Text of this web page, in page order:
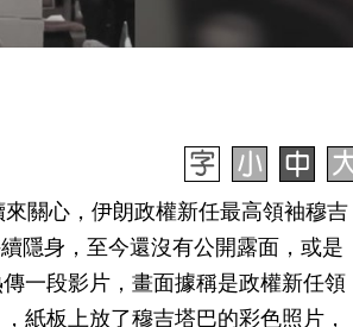
關心，伊朗政權新任最高領袖穆吉
隱身，至今還沒有公開露面，或是
一段影片，畫面據稱是政權新任領
紙板上放了穆吉塔巴的彩色照片，